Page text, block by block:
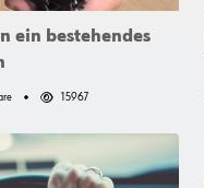
ein bestehendes
Zu
In
Nur
4
15967